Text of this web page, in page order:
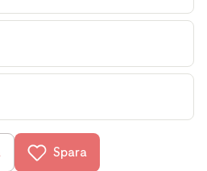
Spara